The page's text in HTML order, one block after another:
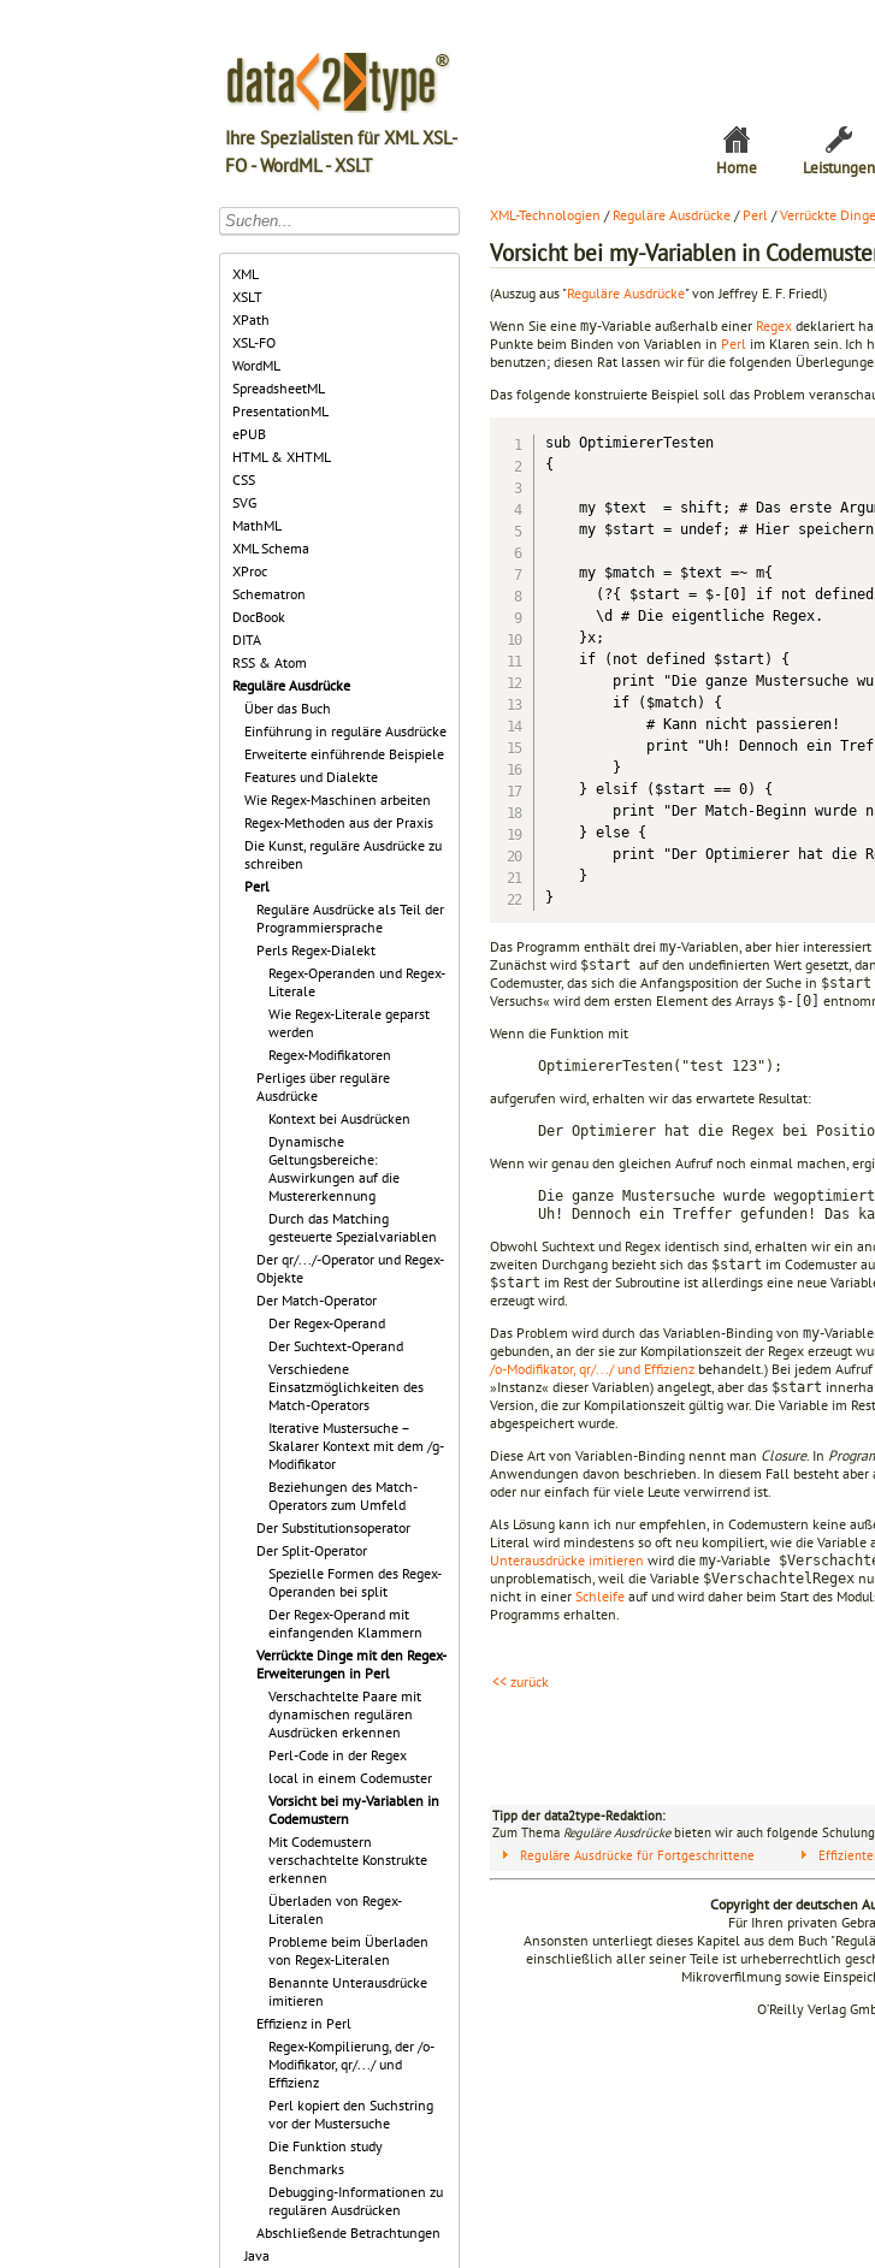
Ihre Spezialisten für XML XSL-
FO - WordML - XSLT
Home Leistungen
XML
XSLT
XPath
XSL-FO
WordML
SpreadsheetML
PresentationML
ePUB
HTML & XHTML
CSS
SVG
MathML
XML Schema
XProc
Schematron
DocBook
DITA
RSS & Atom
Reguläre Ausdrücke
Über das Buch
Einführung in reguläre Ausdrücke
Erweiterte einführende Beispiele
Features und Dialekte
Wie Regex-Maschinen arbeiten
Regex-Methoden aus der Praxis
Die Kunst, reguläre Ausdrücke zu
schreiben
Perl
Reguläre Ausdrücke als Teil der
Programmiersprache
Perls Regex-Dialekt
Regex-Operanden und Regex-
Literale
Wie Regex-Literale geparst
werden
Regex-Modifikatoren
Perliges über reguläre
Ausdrücke
Kontext bei Ausdrücken
Dynamische
Geltungsbereiche:
Auswirkungen auf die
Mustererkennung
Durch das Matching
gesteuerte Spezialvariablen
Der qr/.../-Operator und Regex-
Objekte
Der Match-Operator
Der Regex-Operand
Der Suchtext-Operand
Verschiedene
Einsatzmöglichkeiten des
Match-Operators
Iterative Mustersuche –
Skalarer Kontext mit dem /g-
Modifikator
Beziehungen des Match-
Operators zum Umfeld
Der Substitutionsoperator
Der Split-Operator
Spezielle Formen des Regex-
Operanden bei split
Der Regex-Operand mit
einfangenden Klammern
Verrückte Dinge mit den Regex-
Erweiterungen in Perl
Verschachtelte Paare mit
dynamischen regulären
Ausdrücken erkennen
Perl-Code in der Regex
local in einem Codemuster
Vorsicht bei my-Variablen in
Codemustern
Mit Codemustern
verschachtelte Konstrukte
erkennen
Überladen von Regex-
Literalen
Probleme beim Überladen
von Regex-Literalen
Benannte Unterausdrücke
imitieren
Effizienz in Perl
Regex-Kompilierung, der /o-
Modifikator, qr/.../ und
Effizienz
Perl kopiert den Suchstring
vor der Mustersuche
Die Funktion study
Benchmarks
Debugging-Informationen zu
regulären Ausdrücken
Abschließende Betrachtungen
Java
XML-Technologien / Reguläre Ausdrücke / Perl /Verrückte
Vorsicht bei my-Variablen in
(Auszug aus "Reguläre Ausdrücke" von Jeffrey E. F. Friedl)
Wenn Sie eine my-Variable außerhalb einer Regex deklariert
Punkte beim Binden von Variablen in Perl im Klaren sein. Ich
benutzen; diesen Rat lassen wir für die folgenden
Das folgende konstruierte Beispiel soll das Problem
sub OptimiererTesten
{
my $text  = shift; # Das erste
my $start = undef; # Hier
    my $match = $text =~ m{
(?{ $start = $-[0] if not
      \d # Die eigentliche Regex.
    }x;
    if (not defined $start) {
print "Die ganze Mustersuche
        if ($match) {
            # Kann nicht passieren!
print "Uh! Dennoch ein
        }
    } elsif ($start == 0) {
print "Der Match-Beginn wurde
    } else {
print "Der Optimierer hat die
    }
}
Das Programm enthält drei my-Variablen, aber hier interessiert
Zunächst wird $start auf den undefinierten Wert gesetzt,
Codemuster, das sich die Anfangsposition der Suche in $start
Versuchs« wird dem ersten Element des Arrays $-[0]
Wenn die Funktion mit
OptimiererTesten("test 123");
aufgerufen wird, erhalten wir das erwartete Resultat:
Der Optimierer hat die Regex bei
Wenn wir genau den gleichen Aufruf noch einmal machen,
Die ganze Mustersuche wurde
Uh! Dennoch ein Treffer gefunden! Das
Obwohl Suchtext und Regex identisch sind, erhalten wir ein
zweiten Durchgang bezieht sich das $start im Codemuster
$start im Rest der Subroutine ist allerdings eine neue
erzeugt wird.
Das Problem wird durch das Variablen-Binding von my-
gebunden, an der sie zur Kompilationszeit der Regex erzeugt
/o-Modifikator, qr/.../ und Effizienz behandelt.) Bei jedem
»Instanz« dieser Variablen) angelegt, aber das $start
Version, die zur Kompilationszeit gültig war. Die Variable im
abgespeichert wurde.
Diese Art von Variablen-Binding nennt man Closure. In
Anwendungen davon beschrieben. In diesem Fall besteht
oder nur einfach für viele Leute verwirrend ist.
Als Lösung kann ich nur empfehlen, in Codemustern keine
Literal wird mindestens so oft neu kompiliert, wie die Variable
Unterausdrücke imitieren wird die my-Variable
unproblematisch, weil die Variable $VerschachtelRegex
nicht in einer Schleife auf und wird daher beim Start des
Programms erhalten.
<< zurück
Tipp der data2type-Redaktion:
Zum Thema Reguläre Ausdrückebieten wir auch folgende
Reguläre Ausdrücke für Fortgeschrittene
Copyright der deutschen
Für Ihren privaten
Ansonsten unterliegt dieses Kapitel aus dem Buch
einschließlich aller seiner Teile ist urheberrechtlich
Mikroverfilmung sowie
O’Reilly Verlag